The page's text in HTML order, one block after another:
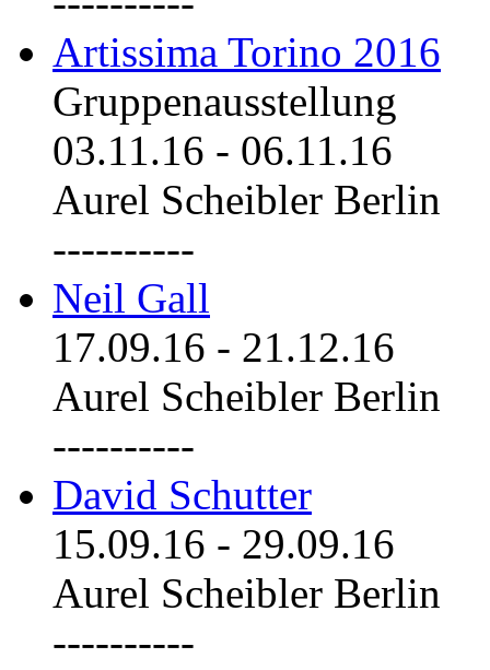
Artissima Torino 2016
Gruppenausstellung
03.11.16 - 06.11.16
Aurel Scheibler Berlin
----------
Neil Gall
17.09.16 - 21.12.16
Aurel Scheibler Berlin
----------
David Schutter
15.09.16 - 29.09.16
Aurel Scheibler Berlin
----------